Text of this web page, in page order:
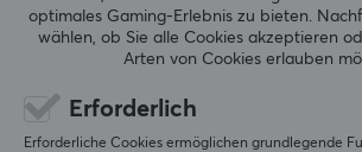
0.0
Basierend auf 0 Bewertungen
5
4
optimales Gaming-Erlebnis zu bieten.
wählen, ob Sie alle Cookies akzeptieren
Arten von Cookies erlauben
Erforderlich
Erforderliche Cookies ermöglichen grundlegende